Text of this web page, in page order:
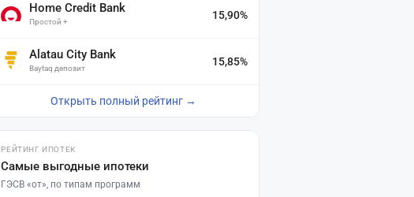
Home Credit Bank
Простой +
15,90%
Alatau City Bank
Baytaq депозит
15,85%
Открыть полный рейтинг →
РЕЙТИНГ ИПОТЕК
Самые выгодные ипотеки
ГЭСВ «от», по типам программ